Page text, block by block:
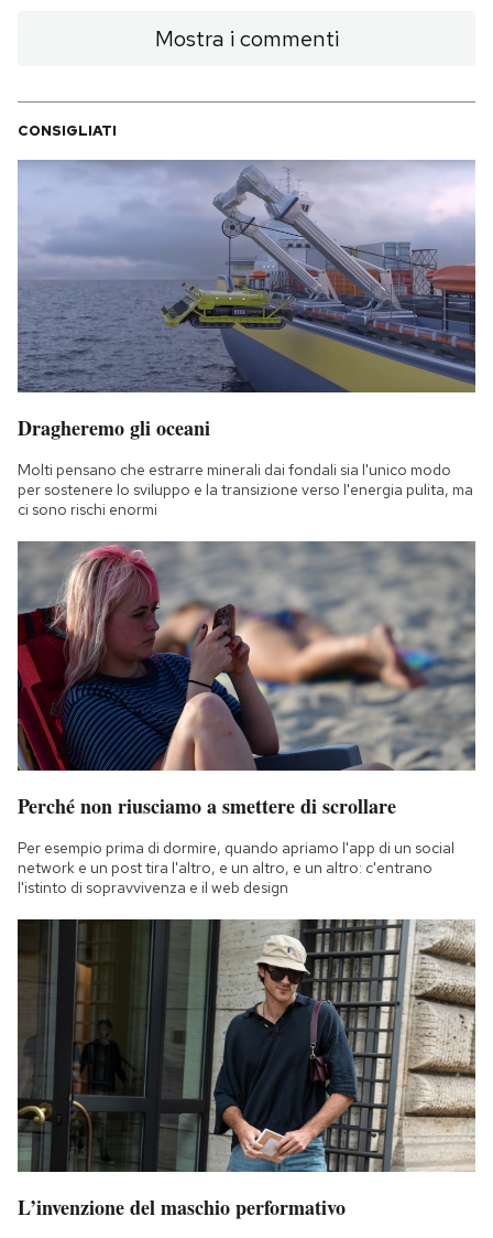
Mostra i commenti
CONSIGLIATI
Dragheremo gli oceani
Molti pensano che estrarre minerali dai fondali sia l'unico modo
per sostenere lo sviluppo e la transizione verso l'energia pulita, ma
ci sono rischi enormi
Perché non riusciamo a smettere di scrollare
Per esempio prima di dormire, quando apriamo l'app di un social
network e un post tira l'altro, e un altro, e un altro: c'entrano
l'istinto di sopravvivenza e il web design
L’invenzione del maschio performativo